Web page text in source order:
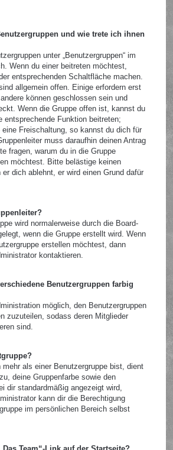
und wie trete ich ihnen
unter „Benutzergruppen“ im
Wenn du einer beitreten möchtest,
entsprechenden Schaltfläche machen.
allgemein offen. Einige erfordern erst
können geschlossen sein und
Wenn die Gruppe offen ist, kannst du
entsprechende Funktion beitreten;
eine Freischaltung, so kannst du dich für
muss daraufhin deinen Antrag
fragen, warum du in die Gruppe
möchtest. Bitte belästige keinen
er dich ablehnt, er wird einen Grund dafür
wird normalerweise durch die Board-
wenn die Gruppe erstellt wird. Wenn
erstellen möchtest, dann
kontaktieren.
Benutzergruppen farbig
möglich, den Benutzergruppen
zuzuteilen, sodass deren Mitglieder
sind.
mehr als einer Benutzergruppe bist, dient
deine Gruppenfarbe sowie den
dir standardmäßig angezeigt wird,
kann dir die Berechtigung
im persönlichen Bereich selbst